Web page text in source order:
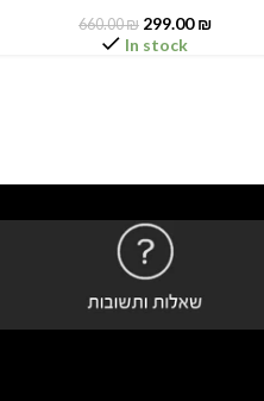
660.00₪ 299.00₪
In stock